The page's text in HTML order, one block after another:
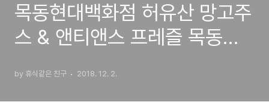
목동현대백화점 허유산 망고주
스 & 앤티앤스 프레즐 목동점
by 휴식같은 친구 2018. 12. 2.